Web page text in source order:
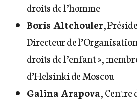
droits de l’homme
Boris Altchouler,
Directeur de
droits de l’enfant »,
d’Helsinki de Moscou
Galina Arapova, Centre